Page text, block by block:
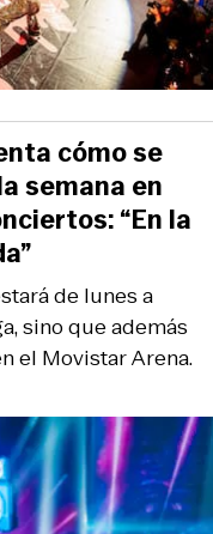
de lunes a
sino que además
el Movistar Arena.
cómo se
semana en
“En la